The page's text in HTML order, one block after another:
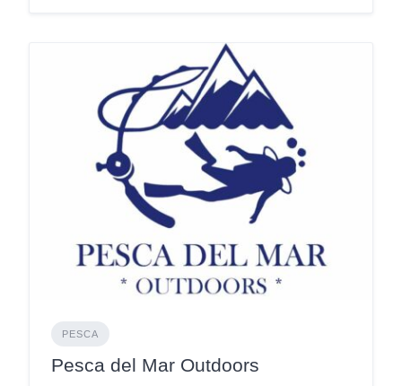
PESCA
Pesca del Mar Outdoors